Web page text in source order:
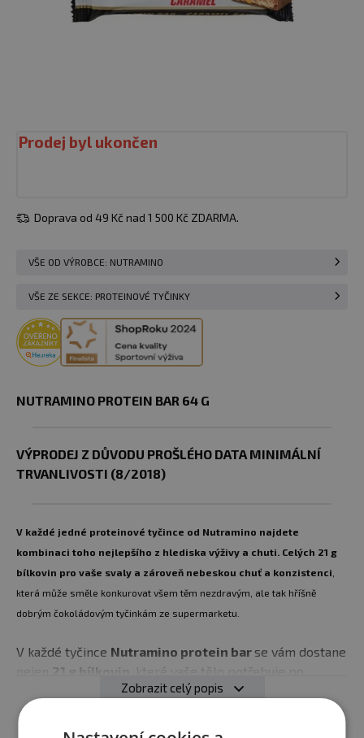
Prodej byl ukončen
Doprava od 49 Kč nad 1 500 Kč ZDARMA.
VŠE OD VÝROBCE: NUTRAMINO
VŠE ZE SEKCE: PROTEINOVÉ TYČINKY
NUTRAMINO PROTEIN BAR 64 G
VÝPRODEJ Z DŮVODU PROŠLÉHO DATA MINIMÁLNÍ
TRVANLIVOSTI (8/2018)
V každé jedné proteinové tyčince od Nutramino najdete
kombinaci toho nejlepšího z hlediska výživy a chuti. Celých 21 g
bílkovin pro vaše svaly a zároveň nebeskou chuť a konzistenci
která může směle konkurovat všem těm nezdravým, ale tak hříšně
dobrým čokoládovým tyčinkám ze supermarketu.
V každé tyčince Nutramino protein bar se vám dostane
nejen
21 g bílkovin
, které vaše tělo potřebuje po
tréninku, ale i zcela unikátního chuťového zážitku.
Bílkovinové jádro s plnou a příjemnou chutí vanilky či
čokolády, které je pokryto hebkou karamelovou nebo
Zobrazit celý popis